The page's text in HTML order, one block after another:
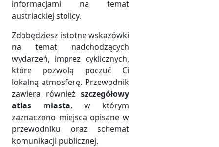
informacjami na temat
austriackiej stolicy.
Zdobędziesz istotne wskazówki
na temat nadchodzących
wydarzeń, imprez cyklicznych,
które pozwolą poczuć Ci
lokalną atmosferę. Przewodnik
zawiera również szczegółowy
atlas miasta, w którym
zaznaczono miejsca opisane w
przewodniku oraz schemat
komunikacji publicznej.